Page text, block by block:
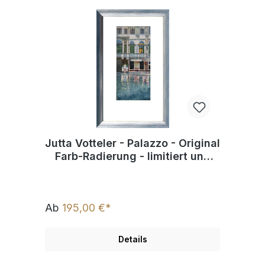
Jutta Votteler - Palazzo - Original
Farb-Radierung - limitiert und
Ab 195,00 €*
Details